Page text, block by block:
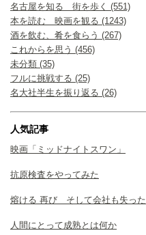
名古屋を知る 街を歩く (551)
本を読む 映画を観る (1243)
酒を飲む、肴を食らう (267)
これからを思う (456)
未分類 (35)
フルに挑戦する (25)
名大社半生を振り返る (26)
人気記事
映画「ミッドナイトスワン」
抗原検査をやってみた
熔ける 再び そして会社も失った
人間にとって成熟とは何か